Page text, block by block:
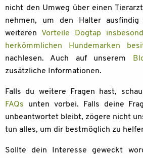
nicht den Umweg über einen
nehmen, um den Halter ausfindig
weiteren Vorteile Dogtap
herkömmlichen Hundemarken
nachlesen. Auch auf unserem
zusätzliche Informationen.
Falls du weitere Fragen hast,
FAQs unten vorbei. Falls deine
unbeantwortet bleibt, zögere nicht
tun alles, um dir bestmöglich zu
Sollte dein Interesse geweckt